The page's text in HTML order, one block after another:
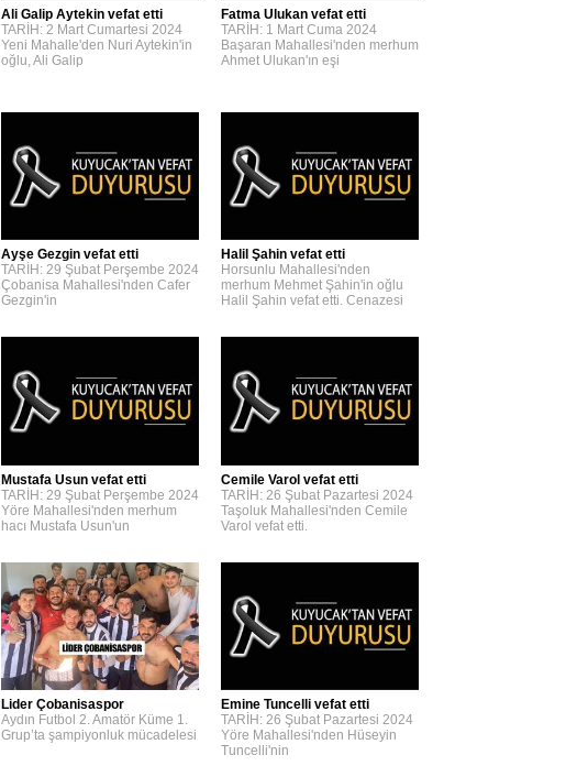
Ali Galip Aytekin vefat etti
TARİH: 2 Mart Cumartesi 2024
Yeni Mahalle'den Nuri Aytekin'in
oğlu, Ali Galip
Fatma Ulukan vefat etti
TARİH: 1 Mart Cuma 2024
Başaran Mahallesi'nden merhum
Ahmet Ulukan'ın eşi
Ayşe Gezgin vefat etti
TARİH: 29 Şubat Perşembe 2024
Çobanisa Mahallesi'nden Cafer
Gezgin'in
Halil Şahin vefat etti
Horsunlu Mahallesi'nden
merhum Mehmet Şahin'in oğlu
Halil Şahin vefat etti. Cenazesi
Mustafa Usun vefat etti
TARİH: 29 Şubat Perşembe 2024
Yöre Mahallesi'nden merhum
hacı Mustafa Usun'un
Cemile Varol vefat etti
TARİH: 26 Şubat Pazartesi 2024
Taşoluk Mahallesi'nden Cemile
Varol vefat etti.
Lider Çobanisaspor
Aydın Futbol 2. Amatör Küme 1.
Grup’ta şampiyonluk mücadelesi
Emine Tuncelli vefat etti
TARİH: 26 Şubat Pazartesi 2024
Yöre Mahallesi'nden Hüseyin
Tuncelli'nin